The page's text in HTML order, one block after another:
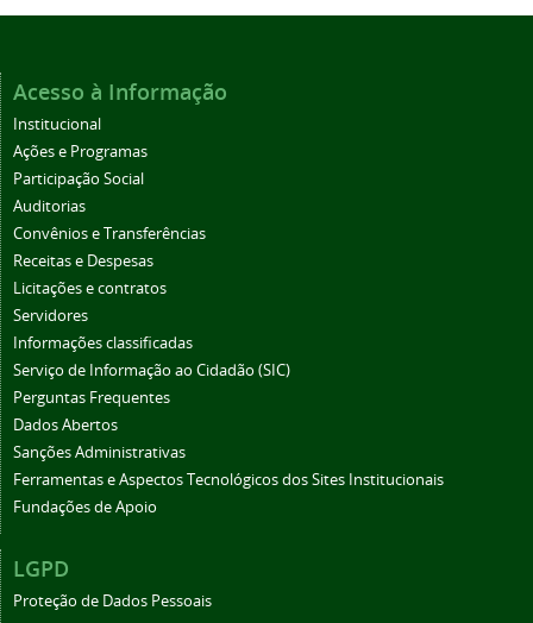
Acesso à Informação
Institucional
Ações e Programas
Participação Social
Auditorias
Convênios e Transferências
Receitas e Despesas
Licitações e contratos
Servidores
Informações classificadas
Serviço de Informação ao Cidadão (SIC)
Perguntas Frequentes
Dados Abertos
Sanções Administrativas
Ferramentas e Aspectos Tecnológicos dos Sites Institucionais
Fundações de Apoio
LGPD
Proteção de Dados Pessoais